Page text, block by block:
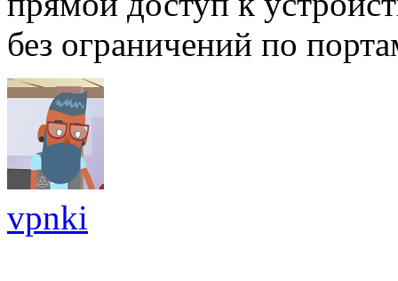
без ограничений по
vpnki